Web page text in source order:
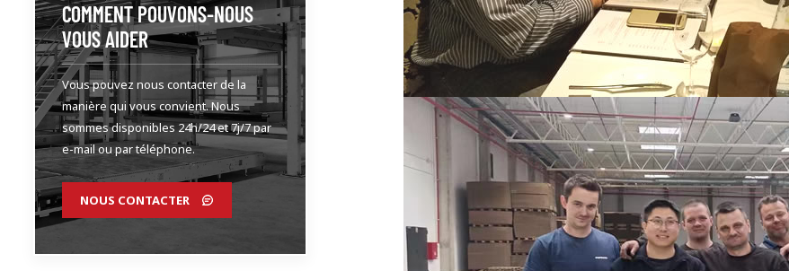
COMMENT POUVONS-NOUS
VOUS AIDER
Vous pouvez nous contacter de la
manière qui vous convient. Nous
sommes disponibles 24h/24 et 7j/7 par
e-mail ou par téléphone.
NOUS CONTACTER